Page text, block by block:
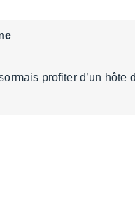
profiter d’un